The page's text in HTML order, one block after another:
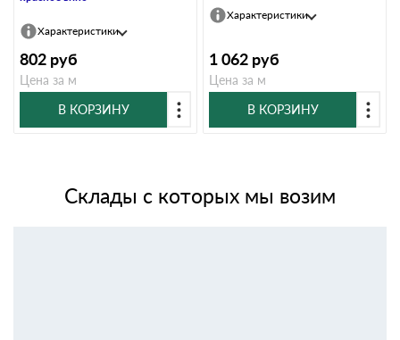
Характеристики
802 руб
Цена за м
В КОРЗИНУ
Характеристики
1 062 руб
Цена за м
В КОРЗИНУ
Склады с которых мы возим